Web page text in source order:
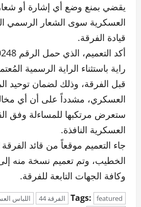
يقضي بمنع وضع أي إشارة أو
العسكرية سوى الشعار الرسمي
قيادة الفرقة.
راية باستثناء الراية الرسمية
قبل الفرقة، وذلك لضمان توحيد
العسكري، مشدداً على أن أي
ستعرض مرتكبها للمساءلة وفق
العسكرية النافذة.
الخطيب، وتم تعميم نسخة منه
وكافة الجهات التابعة للفرقة.
Tags: featured الفرقة 44 اللباس